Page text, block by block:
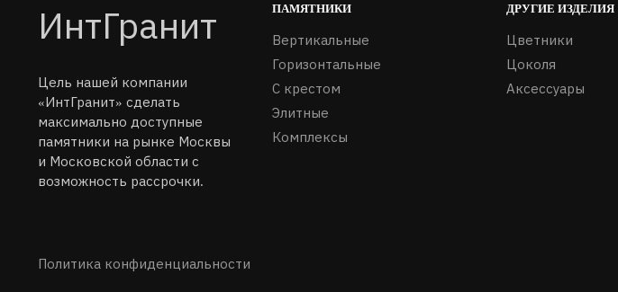
ИнтГранит
Цель нашей компании
«ИнтГранит» сделать
максимально доступные
памятники на рынке Москвы
и Московской области с
возможность рассрочки.
ПАМЯТНИКИ
Вертикальные
Горизонтальные
С крестом
Элитные
Комплексы
ДРУГИЕ ИЗДЕЛИЯ
Цветники
Цоколя
Аксессуары
Политика конфиденциальности